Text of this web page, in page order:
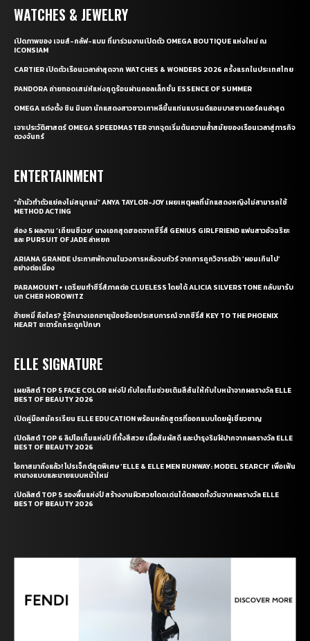
WATCHES & JEWELRY
เปิดภาพของ เจมส์-กลัฟ-แบม ที่มาร่วมงานเปิดตัว OMEGA BOUTIQUE แห่งใหม่ ณ
ICONSIAM
CARTIER เปิดตัวเรือนเวลาล่าสุดจาก WATCHES & WONDERS 2026 ครั้งแรกในประเทศไทย
PANDORA ถ่ายทอดเสน่ห์แห่งฤดูร้อนผ่านคอลเล็กชั่น ESSENCE OF SUMMER
OMEGA แต่งตั้ง ชิน มินอา นักแสดงสาวชาวเกาหลีขึ้นแท่นแบรนด์แอมบาสซาเดอร์คนล่าสุด
เจาะประวัติศาสตร์ OMEGA SPEEDMASTER จากจุดเริ่มต้นความล้ำสมัยของเรือนเวลาสู่ภารกิจ
ดวงจันทร์
ENTERTAINMENT
“ถ้ามัวทำตัวแย่คงไม่สนุกแน่” ANYA TAYLOR-JOY เผยเหตุผลที่นักแสดงหญิงไม่สามารถใช้
METHOD ACTING
ส่อง 5 ผลงาน ‘เถียนซีเวย’ นางเอกสุดฮอตจากซีรี่ส์ GENIUS GIRLFRIEND แฟนสาวอัจฉริยะ
และ PURSUIT OF JADE ล่าหยก
ARIANA GRANDE ประกาศพักงานในวงการหลังจบทัวร์ จากการถูกวิจารณ์ว่า ‘ผอมเกินไป’
อย่างต่อเนื่อง
PARAMOUNT+ เตรียมทำซีรี่ส์ภาคต่อ CLUELESS โดยได้ ALICIA SILVERSTONE กลับมารับ
บท CHER HOROWITZ
อ้ายหมี่ คือใคร? รู้จักนางเอกอายุน้อยร้อยประสบการณ์ จากซีรี่ส์ KEY TO THE PHOENIX
HEART ชะตารักกระดูกปักษา
ELLE SIGNATURE
เผยลิสต์ TOP 5 FACE COLOR แห่งปี กับไอเท็มช่วยเติมสีสันให้กับใบหน้าจากผลรางวัล ELLE
BEST OF BEAUTY 2026
เปิดคู่มือสมัครเรียน ELLE EDUCATION พร้อมหลักสูตรที่ออกแบบโดยผู้เชี่ยวชาญ
เปิดลิสต์ TOP 6 ลิปไอเท็มแห่งปี ที่ทั้งสีสวย เนื้อสัมผัสดี และบำรุงริมฝีปากจากผลรางวัล ELLE
BEST OF BEAUTY 2026
โอกาสมาถึงแล้ว! โปรเจ็กต์สุดพิเศษ ‘ELLE & ELLE MEN RUNWAY: MODEL SEARCH’ เพื่อเฟ้น
หานางแบบและนายแบบหน้าใหม่
เปิดลิสต์ TOP 5 รองพื้นแห่งปี สร้างงานผิวสวยโดดเด่นได้ตลอดทั้งวันจากผลรางวัล ELLE
BEST OF BEAUTY 2026